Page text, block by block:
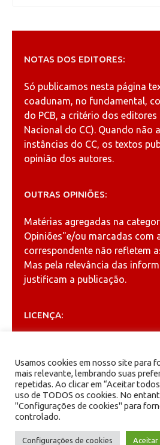
NOTAS DOS EDITORES:
Só publicamos nesta página
coadunam, no fundamental,
do PCB, a critério dos editores
Nacional do CC). Quando não
instâncias do CC, os textos
opinião dos autores.
OUTRAS OPINIÕES:
Matérias agregadas na
Opiniões"e/ou marcadas com
correspondente não refletem
Mas pela relevância das
justificam a publicação.
LICENÇA:
Creative Commons
ARQUIVOS
Arquivos
Usamos cookies em nosso site para
mais relevante, lembrando suas
repetidas. Ao clicar em “Aceitar
uso de TODOS os cookies. No
"Configurações de cookies" para
controlado.
Configurações de cookies Aceitar